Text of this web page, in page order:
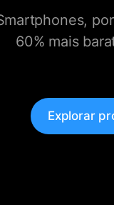
60% mais
Explorar